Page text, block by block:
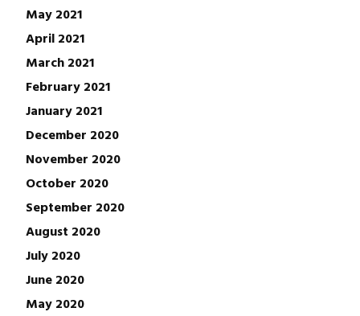
May 2021
April 2021
March 2021
February 2021
January 2021
December 2020
November 2020
October 2020
September 2020
August 2020
July 2020
June 2020
May 2020